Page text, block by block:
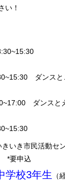
い！
ダンスと
ダンスと
いき市民活動セ
*要申込
学校3年生
（